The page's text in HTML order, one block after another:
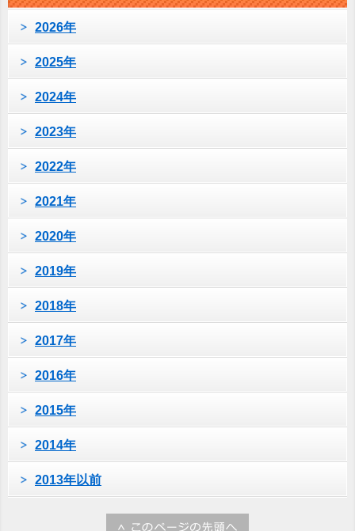
2026年
2025年
2024年
2023年
2022年
2021年
2020年
2019年
2018年
2017年
2016年
2015年
2014年
2013年以前